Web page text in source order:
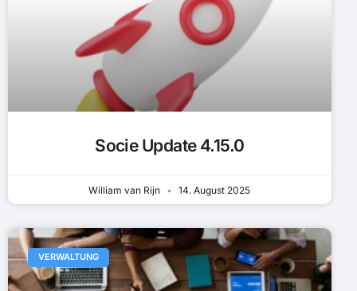
Socie Update 4.15.0
William van Rijn 14. August 2025
VERWALTUNG